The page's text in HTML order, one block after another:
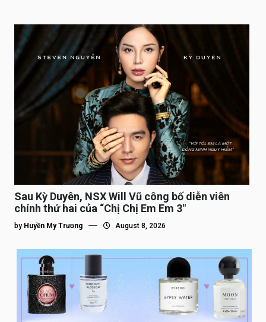
Sau Kỳ Duyên, NSX Will Vũ công bố diễn viên
chính thứ hai của “Chị Chị Em Em 3″
by Huyền My Trương August 8, 2026